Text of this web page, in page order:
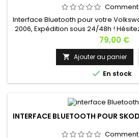
Interface Bluetooth pour votre
2006, Expédition sous 24/48h !
si vous avez une
Prix
79,00 €
 Ajouter au panier
 En stock
INTERFACE BLUETOOTH POUR